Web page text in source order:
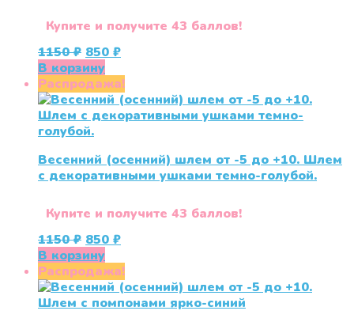
Купите и получите 43 баллов!
1150₽ Первоначальная
цена
составляла
1150 ₽.
850 ₽Текущая
850 ₽.
В корзину
Распродажа!
Весенний (осенний) шлем от -5 до +10. Шлем
с декоративными ушками темно-голубой.
Купите и получите 43 баллов!
1150₽ Первоначальная
цена
составляла
1150 ₽.
850 ₽Текущая
850 ₽.
В корзину
Распродажа!